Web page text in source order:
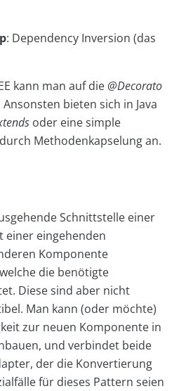
: Dependency Inversion (das
kann man auf die@Decorato
bieten sich in Java
oder eine simple
Methodenkapselung an.
Schnittstelle einer
einer eingehenden
Komponente
die benötigte
Diese sind aber nicht
Man kann (oder möchte)
zur neuen Komponente in
und verbindet beide
der die Konvertierung
für dieses Pattern seien